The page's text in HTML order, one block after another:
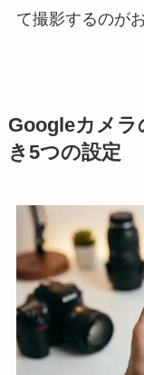
て撮影するのが
Googleカメラ
き5つの設定